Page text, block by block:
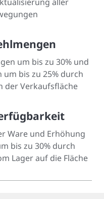
um bis zu 30% und
bis zu 25% durch
der Verkaufsfläche
Ware und Erhöhung
bis zu 30% durch
Lager auf die Fläche